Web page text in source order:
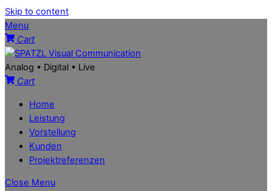
Skip to content
Menu
Cart
Analog • Digital • Live
Cart
Home
Leistung
Vorstellung
Kunden
Projektreferenzen
Close Menu